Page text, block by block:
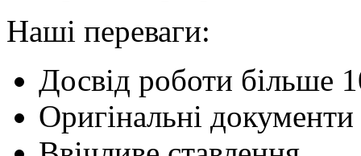
Наші переваги:
Досвід роботи більше
Оригінальні документи